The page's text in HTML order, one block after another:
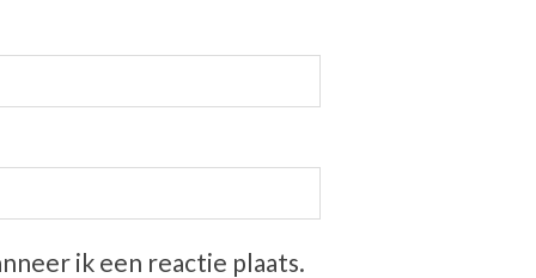
ik een reactie plaats.